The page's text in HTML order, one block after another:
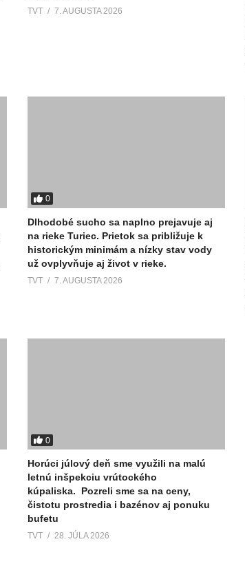
TVT 7. AUGUSTA 2026
0
Dlhodobé sucho sa naplno prejavuje aj
na rieke Turiec. Prietok sa približuje k
historickým minimám a nízky stav vody
už ovplyvňuje aj život v rieke.
TVT 7. AUGUSTA 2026
0
Horúci júlový deň sme využili na malú
letnú inšpekciu vrútockého
kúpaliska. Pozreli sme sa na ceny,
čistotu prostredia i bazénov aj ponuku
bufetu
TVT 28. JÚLA 2026